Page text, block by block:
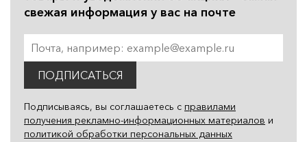
свежая информация у вас на почте
ПОДПИСАТЬСЯ
Подписываясь, вы соглашаетесь с правилами
получения рекламно-информационных материалов и
политикой обработки персональных данных